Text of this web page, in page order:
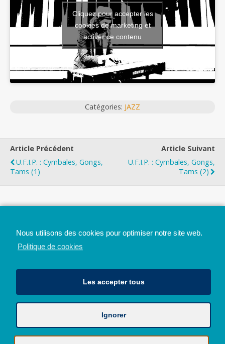
Cliquez pour accepter les
cookies de marketing et
activer ce contenu
Catégories: JAZZ
Article Précédent
U.F.I.P. : Cymbales, Gongs,
Tams (1)
Article Suivant
U.F.I.P. : Cymbales, Gongs,
Tams (2)
Avec le soutien de la Province de Liège
© 2026 - Tous droits réservés - JazzMania
Nous utilisons des cookies pour optimiser notre site web.
Politique de cookies
Les accepter tous
Ignorer